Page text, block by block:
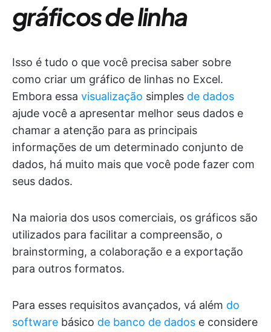
gráficos de linha
Isso é tudo o que você precisa saber sobre
como criar um gráfico de linhas no Excel.
Embora essa visualização simples de dados
ajude você a apresentar melhor seus dados e
chamar a atenção para as principais
informações de um determinado conjunto de
dados, há muito mais que você pode fazer com
seus dados.
Na maioria dos usos comerciais, os gráficos são
utilizados para facilitar a compreensão, o
brainstorming, a colaboração e a exportação
para outros formatos.
Para esses requisitos avançados, vá além do
software básico de banco de dados e considere